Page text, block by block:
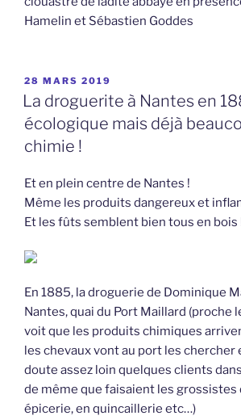
Hamelin et Sébastien Goddes
PUBLIÉ
LE
28 MARS 2019
La droguerite à Nantes en
écologique mais déjà
chimie !
Et en plein centre de Nantes !
Même les produits dangereux et
Et les fûts semblent bien tous en bois
En 1885, la droguerie de Dominique
Nantes, quai du Port Maillard (proche
voit que les produits chimiques
les chevaux vont au port les chercher
doute assez loin quelques clients
de même que faisaient les grossistes
épicerie, en quincaillerie etc…)